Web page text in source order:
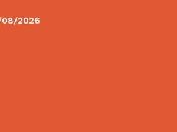
2026